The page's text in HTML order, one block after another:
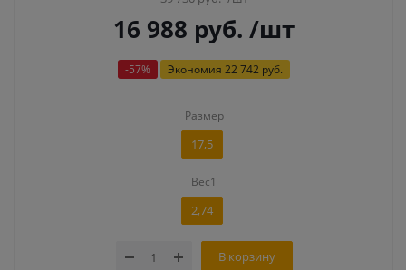
16 988 руб. /шт
-57% Экономия 22 742 руб.
Размер
17,5
Вес1
2,74
В корзину